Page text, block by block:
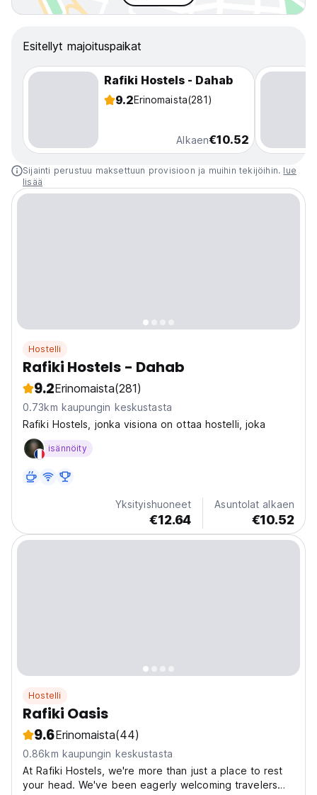
Esitellyt majoituspaikat
Rafiki Hostels - Dahab
9.2Erinomaista(281)
Alkaen€10.52
Sijainti perustuu maksettuun provisioon ja muihin tekijöihin. lue
lisää
Hostelli
Rafiki Hostels - Dahab
9.2Erinomaista(281)
0.73km kaupungin keskustasta
Rafiki Hostels, jonka visiona on ottaa hostelli, joka
isännöity
Yksityishuoneet
€12.64
Asuntolat alkaen
€10.52
Hostelli
Rafiki Oasis
9.6Erinomaista(44)
0.86km kaupungin keskustasta
At Rafiki Hostels, we're more than just a place to rest
your head. We've been eagerly welcoming travelers